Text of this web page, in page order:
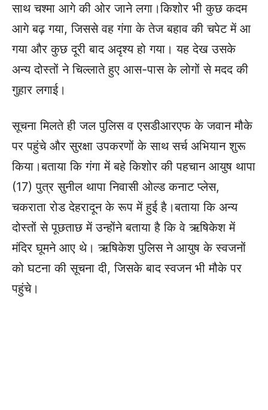
साथ चश्मा आगे की ओर जाने लगा।किशोर भी कुछ कदम
आगे बढ़ गया, जिससे वह गंगा के तेज बहाव की चपेट में आ
गया और कुछ दूरी बाद अदृश्य हो गया। यह देख उसके
अन्य दोस्तों ने चिल्लाते हुए आस-पास के लोगों से मदद की
गुहार लगाई।
सूचना मिलते ही जल पुलिस व एसडीआरएफ के जवान मौके
पर पहुंचे और सुरक्षा उपकरणों के साथ सर्च अभियान शुरू
किया।बताया कि गंगा में बहे किशोर की पहचान आयुष थापा
(17) पुत्र सुनील थापा निवासी ओल्ड कनाट प्लेस,
चकराता रोड देहरादून के रूप में हुई है।बताया कि अन्य
दोस्तों से पूछताछ में उन्होंने बताया है कि वे ऋषिकेश में
मंदिर घूमने आए थे। ऋषिकेश पुलिस ने आयुष के स्वजनों
को घटना की सूचना दी, जिसके बाद स्वजन भी मौके पर
पहुंचे।